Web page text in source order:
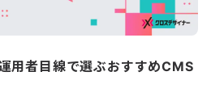
用者目線で選ぶおすすめCMS